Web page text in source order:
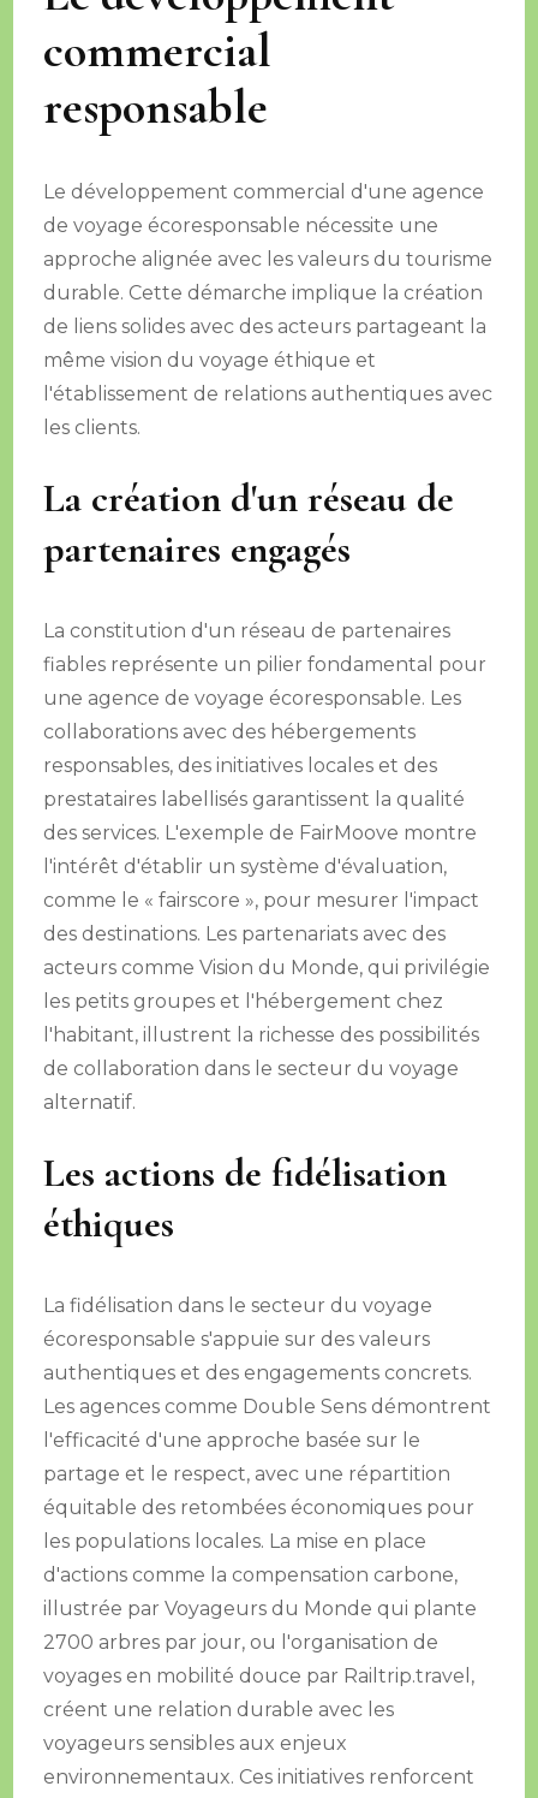
commercial
responsable
Le développement commercial d'une agence
de voyage écoresponsable nécessite une
approche alignée avec les valeurs du tourisme
durable. Cette démarche implique la création
de liens solides avec des acteurs partageant la
même vision du voyage éthique et
l'établissement de relations authentiques avec
les clients.
La création d'un réseau de
partenaires engagés
La constitution d'un réseau de partenaires
fiables représente un pilier fondamental pour
une agence de voyage écoresponsable. Les
collaborations avec des hébergements
responsables, des initiatives locales et des
prestataires labellisés garantissent la qualité
des services. L'exemple de FairMoove montre
l'intérêt d'établir un système d'évaluation,
comme le « fairscore », pour mesurer l'impact
des destinations. Les partenariats avec des
acteurs comme Vision du Monde, qui privilégie
les petits groupes et l'hébergement chez
l'habitant, illustrent la richesse des possibilités
de collaboration dans le secteur du voyage
alternatif.
Les actions de fidélisation
éthiques
La fidélisation dans le secteur du voyage
écoresponsable s'appuie sur des valeurs
authentiques et des engagements concrets.
Les agences comme Double Sens démontrent
l'efficacité d'une approche basée sur le
partage et le respect, avec une répartition
équitable des retombées économiques pour
les populations locales. La mise en place
d'actions comme la compensation carbone,
illustrée par Voyageurs du Monde qui plante
2700 arbres par jour, ou l'organisation de
voyages en mobilité douce par Railtrip.travel,
créent une relation durable avec les
voyageurs sensibles aux enjeux
environnementaux. Ces initiatives renforcent